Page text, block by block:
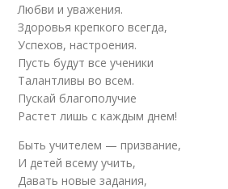
Любви и уважения.
Здоровья крепкого всегда,
Успехов, настроения.
Пусть будут все ученики
Талантливы во всем.
Пускай благополучие
Растет лишь с каждым днем!
Быть учителем — призвание,
И детей всему учить,
Давать новые задания,